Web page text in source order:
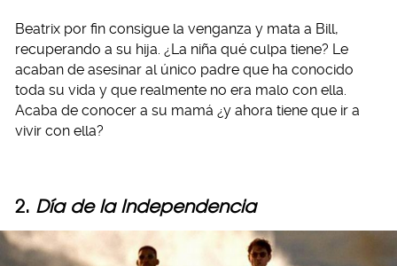
Beatrix por fin consigue la venganza y mata a Bill,
recuperando a su hija. ¿La niña qué culpa tiene? Le
acaban de asesinar al único padre que ha conocido
toda su vida y que realmente no era malo con ella.
Acaba de conocer a su mamá ¿y ahora tiene que ir a
vivir con ella?
2. Día de la Independencia